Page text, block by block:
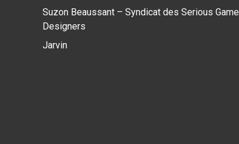
Suzon Beaussant – Syndicat des Serious Game
Designers
Jarvin